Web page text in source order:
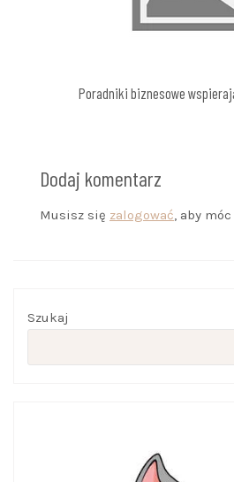
Poradniki biznesowe
Dodaj komentarz
Musisz się zalogować, aby
Szukaj